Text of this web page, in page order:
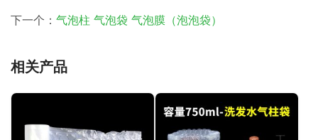
下一个： 气泡柱 气泡袋 气泡膜（泡泡袋）
相关产品